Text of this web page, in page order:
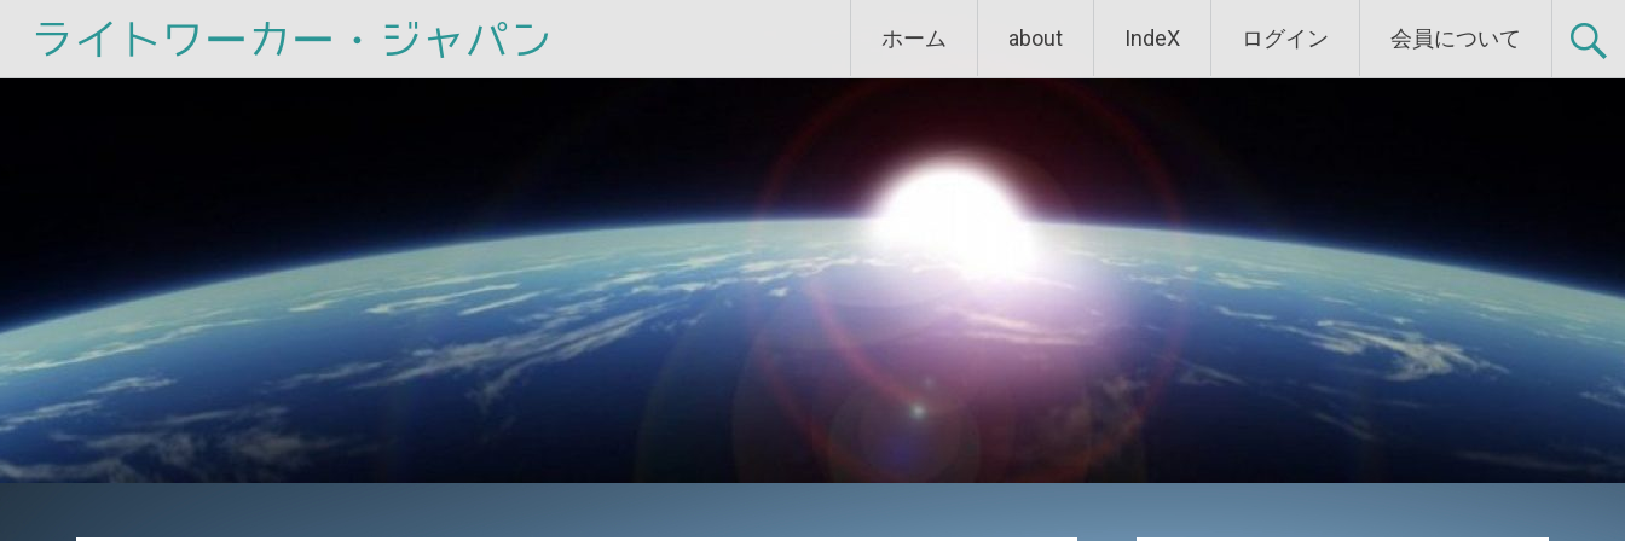
ライトワーカー・ジャパン
to
ホーム about IndeX ログイン 会員について